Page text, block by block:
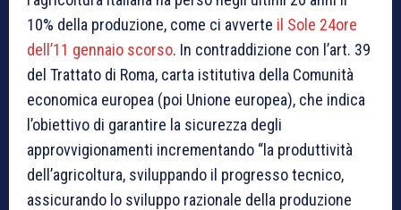
10% della produzione, come ci avverte il Sole 24ore
dell’11 gennaio scorso. In contraddizione con l’art. 39
del Trattato di Roma, carta istitutiva della Comunità
economica europea (poi Unione europea), che indica
l’obiettivo di garantire la sicurezza degli
approvvigionamenti incrementando “la produttività
dell’agricoltura, sviluppando il progresso tecnico,
assicurando lo sviluppo razionale della produzione